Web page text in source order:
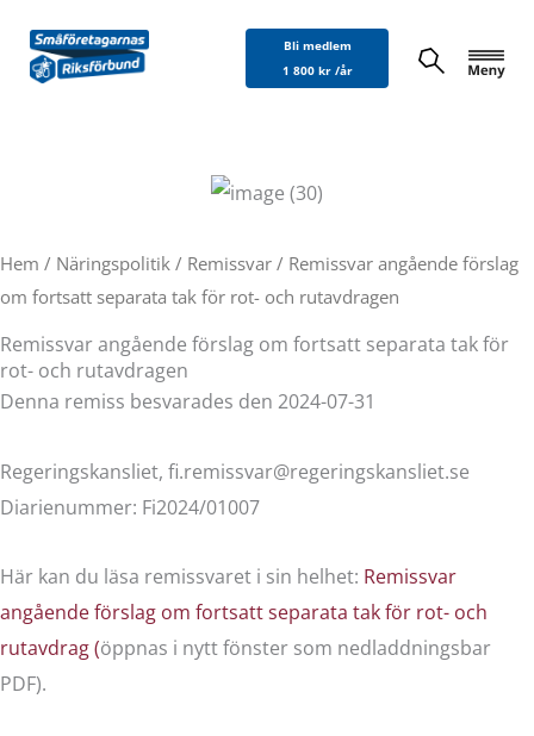
innehåll
Bli medlem
1 800 kr /år
Hem / Näringspolitik / Remissvar / Remissvar angående förslag
om fortsatt separata tak för rot- och rutavdragen
Remissvar angående förslag om fortsatt separata tak för
rot- och rutavdragen
Denna remiss besvarades den 2024-07-31
Regeringskansliet, fi.remissvar@regeringskansliet.se
Diarienummer: Fi2024/01007
Här kan du läsa remissvaret i sin helhet: Remissvar
angående förslag om fortsatt separata tak för rot- och
rutavdrag (öppnas i nytt fönster som nedladdningsbar
PDF).